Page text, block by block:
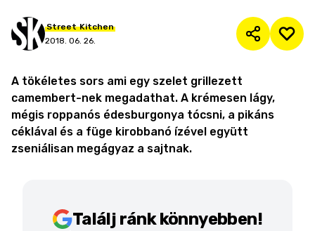
Street Kitchen
2018. 06. 26.
A tökéletes sors ami egy szelet grillezett
camembert-nek megadathat. A krémesen lágy,
mégis roppanós édesburgonya tócsni, a pikáns
céklával és a füge kirobbanó ízével együtt
zseniálisan megágyaz a sajtnak.
Találj ránk könnyebben!